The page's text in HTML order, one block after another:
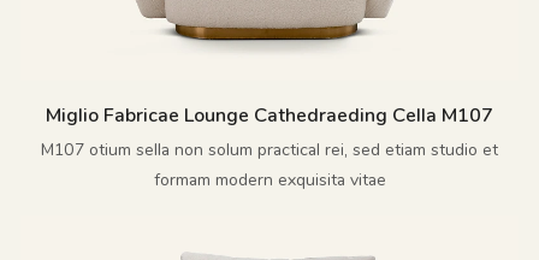
Miglio Fabricae Lounge Cathedraeding Cella M107
M107 otium sella non solum practical rei, sed etiam studio et
formam modern exquisita vitae